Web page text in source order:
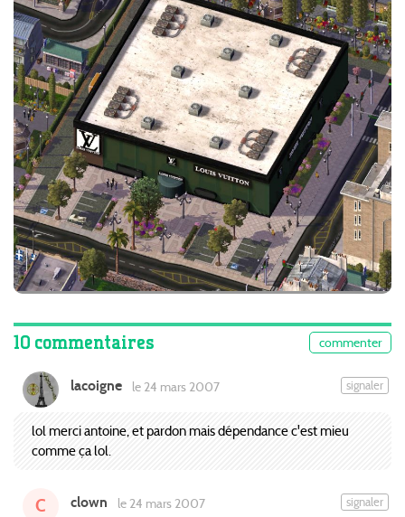
10 commentaires commenter
lacoigne le 24 mars 2007 signaler
lol merci antoine, et pardon mais dépendance c'est mieu
comme ça lol.
C clown le 24 mars 2007 signaler